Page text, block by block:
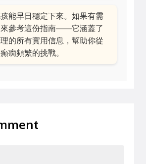
能早日穩定下來。如果有需
來參考這份指南——它涵蓋了
的所有實用信息，幫助你從
癇頻繁的挑戰。